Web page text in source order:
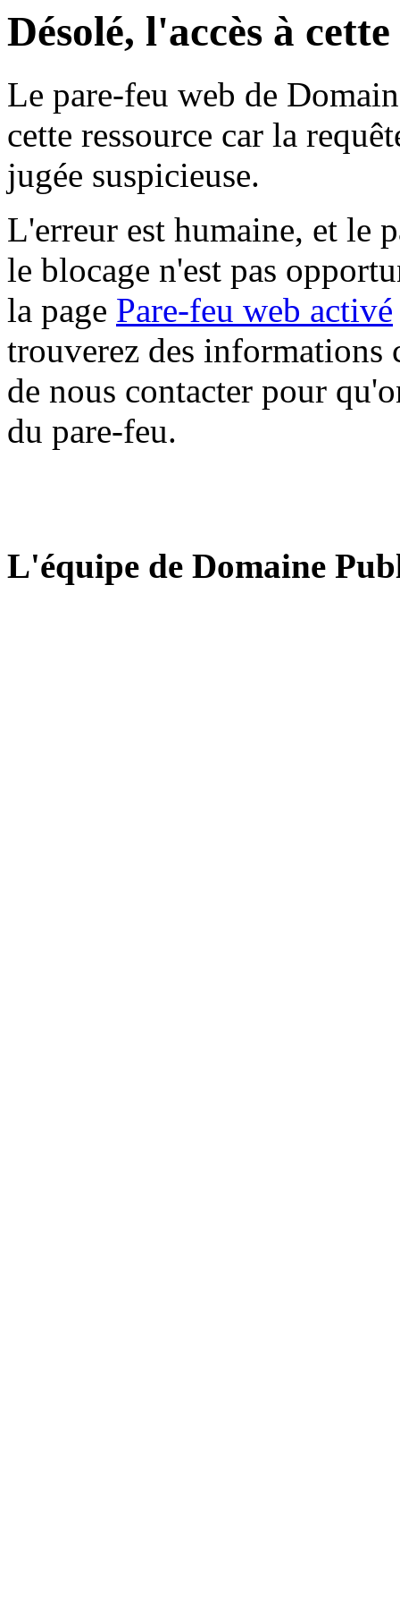
Désolé, l'accès à
Le pare-feu web de
cette ressource car la
jugée suspicieuse.
L'erreur est humaine, et le
le blocage n'est pas
la page Pare-feu web activé
trouverez des informations
de nous contacter pour
du pare-feu.
L'équipe de Domaine